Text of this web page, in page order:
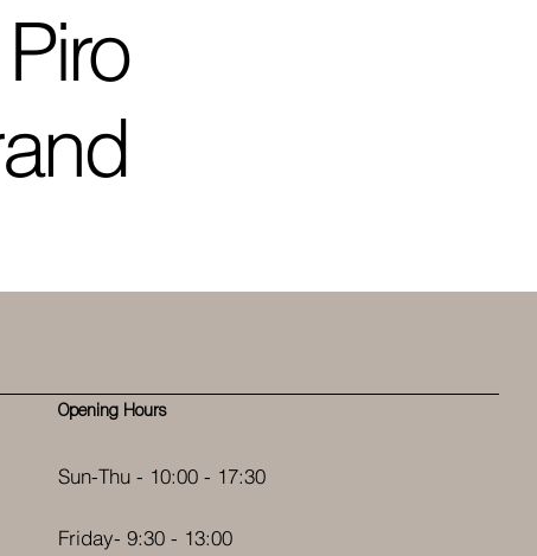
Piro
Opening Hours
Sun-Thu - 10:00 - 17:30
Friday- 9:30 - 13:00